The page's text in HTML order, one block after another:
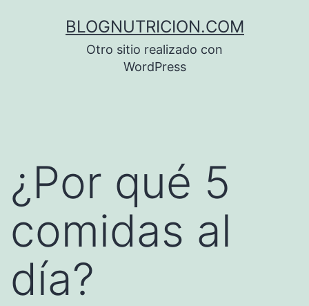
BLOGNUTRICION.COM
Otro sitio realizado con
WordPress
¿Por qué 5
comidas al
día?